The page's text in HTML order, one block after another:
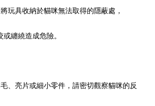
天蓼+纈草根 三效貓草
玩具收納於貓咪無法取得的隱蔽處，
纏繞造成危險。
、亮片或細小零件，請密切觀察貓咪的反